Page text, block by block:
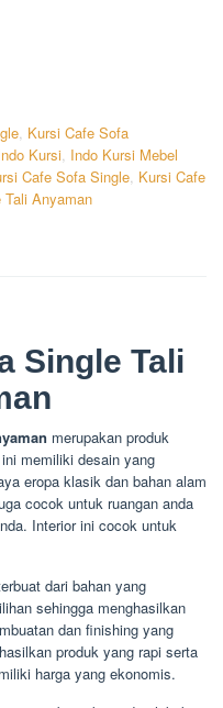
Kursi Cafe Sofa
Kursi Indo Kursi Mebel
Cafe Sofa Single Kursi Cafe
Anyaman
Single Tali
merupakan produk
memiliki desain yang
eropa klasik dan bahan alam
cocok untuk ruangan anda
Interior ini cocok untuk
dari bahan yang
sehingga menghasilkan
dan finishing yang
produk yang rapi serta
harga yang ekonomis.